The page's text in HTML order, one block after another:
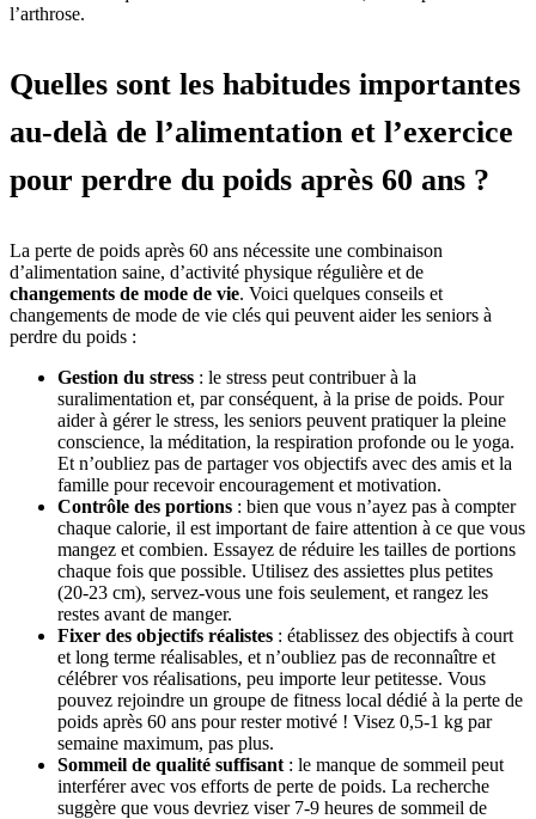
l’arthrose.
Quelles sont les habitudes importantes
au-delà de l’alimentation et l’exercice
pour perdre du poids après 60 ans ?
La perte de poids après 60 ans nécessite une combinaison
d’alimentation saine, d’activité physique régulière et de
changements de mode de vie. Voici quelques conseils et
changements de mode de vie clés qui peuvent aider les seniors à
perdre du poids :
Gestion du stress : le stress peut contribuer à la
suralimentation et, par conséquent, à la prise de poids. Pour
aider à gérer le stress, les seniors peuvent pratiquer la pleine
conscience, la méditation, la respiration profonde ou le yoga.
Et n’oubliez pas de partager vos objectifs avec des amis et la
famille pour recevoir encouragement et motivation.
Contrôle des portions : bien que vous n’ayez pas à compter
chaque calorie, il est important de faire attention à ce que vous
mangez et combien. Essayez de réduire les tailles de portions
chaque fois que possible. Utilisez des assiettes plus petites
(20-23 cm), servez-vous une fois seulement, et rangez les
restes avant de manger.
Fixer des objectifs réalistes : établissez des objectifs à court
et long terme réalisables, et n’oubliez pas de reconnaître et
célébrer vos réalisations, peu importe leur petitesse. Vous
pouvez rejoindre un groupe de fitness local dédié à la perte de
poids après 60 ans pour rester motivé ! Visez 0,5-1 kg par
semaine maximum, pas plus.
Sommeil de qualité suffisant : le manque de sommeil peut
interférer avec vos efforts de perte de poids. La recherche
suggère que vous devriez viser 7-9 heures de sommeil de